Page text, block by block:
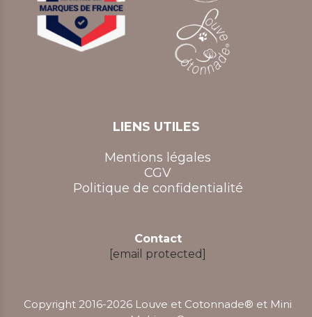
LIENS UTILES
Mentions légales
CGV
Politique de confidentialité
Contact
[email protected]
Copyright 2016-2026 Louve et Cotonnade® et Mini